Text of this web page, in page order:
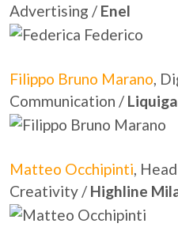
Advertising / Enel
Filippo Bruno Marano,
Communication /
Matteo Occhipinti,
Creativity / Highline